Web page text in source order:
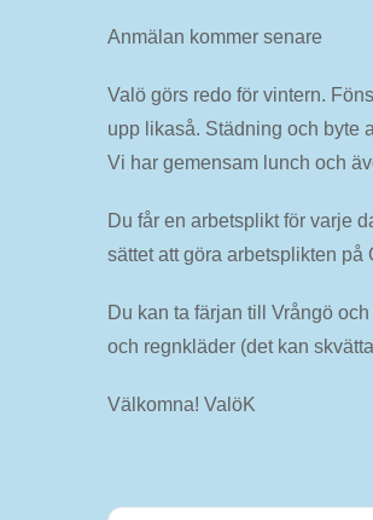
Anmälan kommer senare
Valö görs redo för vintern.
upp likaså. Städning och byte
Vi har gemensam lunch och
Du får en arbetsplikt för varje
sättet att göra arbetsplikten på
Du kan ta färjan till Vrångö
och regnkläder (det kan
Välkomna! ValöK